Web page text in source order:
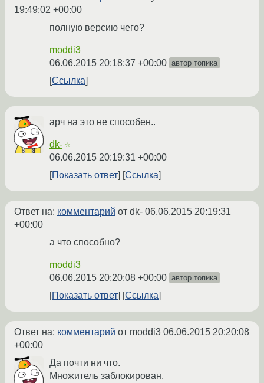
19:49:02 +00:00
полную версию чего?
moddi3
06.06.2015 20:18:37 +00:00 автор топика
Ссылка
арч на это не способен..
dk- ☆
06.06.2015 20:19:31 +00:00
Показать ответ
Ссылка
Ответ на: комментарий от dk- 06.06.2015 20:19:31
+00:00
а что способно?
moddi3
06.06.2015 20:20:08 +00:00 автор топика
Показать ответ Ссылка
Ответ на: комментарий от moddi3 06.06.2015 20:20:08
+00:00
Да почти ни что.
Множитель заблокирован.